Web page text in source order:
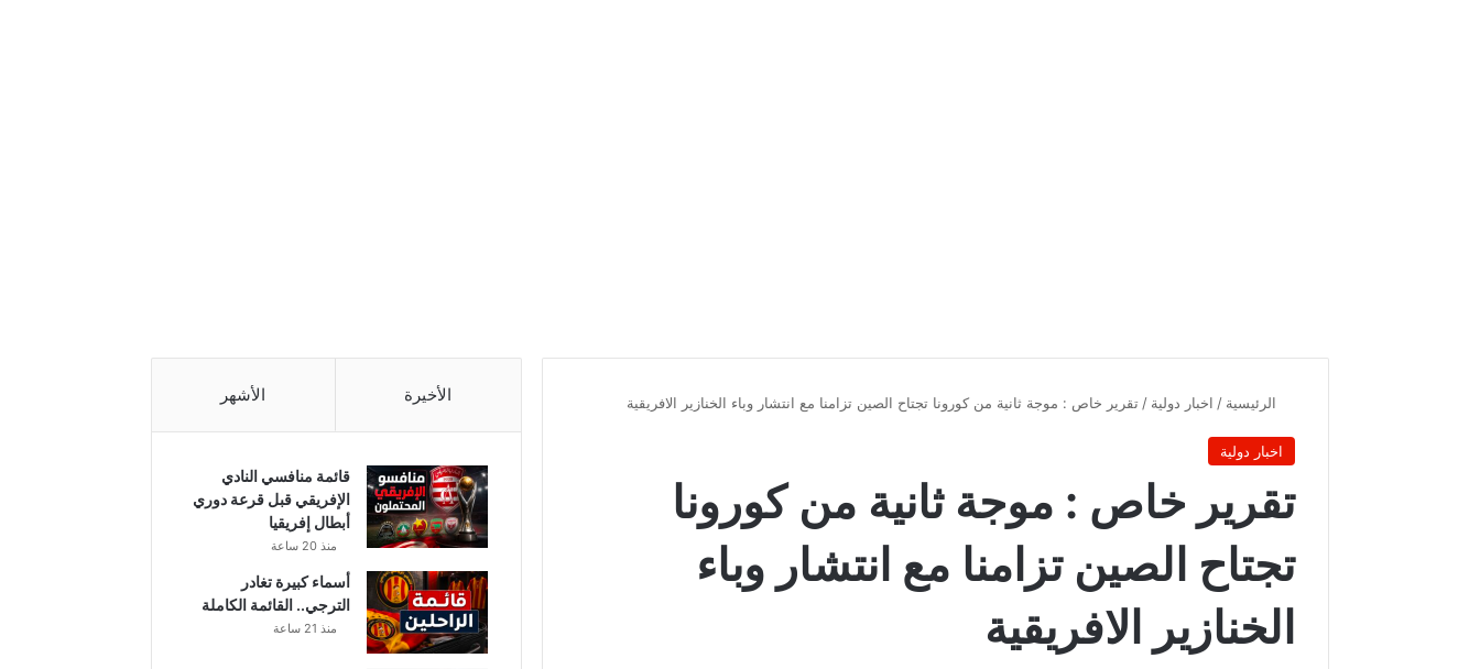
الرئيسية / اخبار دولية / تقرير خاص : موجة ثانية من كورونا تجتاح الصين تزامنا مع انتشار وباء الخنازير الافريقية
اخبار دولية
تقرير خاص : موجة ثانية من كورونا
تجتاح الصين تزامنا مع انتشار وباء
الخنازير الافريقية
الأخيرة الأشهر
قائمة منافسي النادي
الإفريقي قبل قرعة دوري
أبطال إفريقيا
منذ 20 ساعة
أسماء كبيرة تغادر
الترجي.. القائمة الكاملة
منذ 21 ساعة